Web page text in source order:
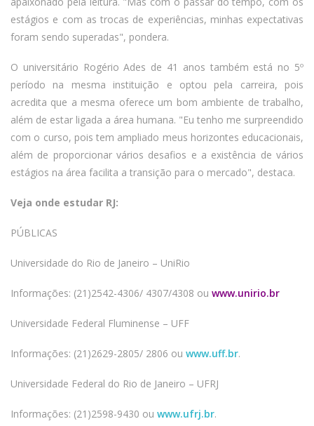
estágios e com as trocas de experiências, minhas expectativas
foram sendo superadas", pondera.
O universitário Rogério Ades de 41 anos também está no 5º
período na mesma instituição e optou pela carreira, pois
acredita que a mesma oferece um bom ambiente de trabalho,
além de estar ligada a área humana. "Eu tenho me surpreendido
com o curso, pois tem ampliado meus horizontes educacionais,
além de proporcionar vários desafios e a existência de vários
estágios na área facilita a transição para o mercado", destaca.
Veja onde estudar RJ:
PÚBLICAS
Universidade do Rio de Janeiro – UniRio
Informações: (21)2542-4306/ 4307/4308 ou www.unirio.br
Universidade Federal Fluminense – UFF
Informações: (21)2629-2805/ 2806 ou www.uff.br.
Universidade Federal do Rio de Janeiro – UFRJ
Informações: (21)2598-9430 ou www.ufrj.br.